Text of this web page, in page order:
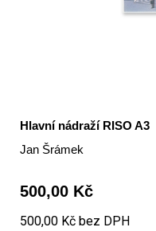
Hlavní nádraží RISO A3
Jan Šrámek
500,00 Kč
500,00 Kč bez DPH